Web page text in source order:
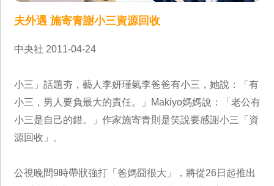
夫外遇 施寄青謝小三資源回收
中央社 2011-04-24
小三」話題夯，藝人李妍瑾氣李爸爸有小三，她說：「有
小三，男人要負最大的責任。」Makiyo媽媽說：「老公有
小三是自己的錯。」作家施寄青則是笑說要感謝小三「資
源回收」。
公視晚間9時帶狀強打「爸媽囧很大」，將從26日起推出